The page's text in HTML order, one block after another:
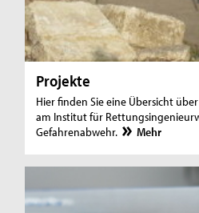
Projekte
Hier finden Sie eine Übersicht
am Institut für
Gefahrenabwehr.
Mehr